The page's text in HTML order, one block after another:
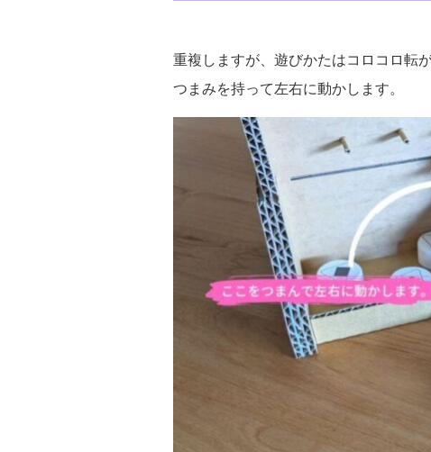
重複しますが、遊びかたはコロコロ転
つまみを持って左右に動かします。